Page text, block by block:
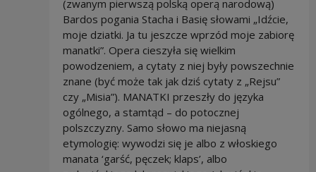
(zwanym pierwszą polską operą narodową)
Bardos pogania Stacha i Basię słowami „Idźcie,
moje dziatki. Ja tu jeszcze wprzód moje zabiorę
manatki”. Opera cieszyła się wielkim
powodzeniem, a cytaty z niej były powszechnie
znane (być może tak jak dziś cytaty z „Rejsu”
czy „Misia”). MANATKI przeszły do języka
ogólnego, a stamtąd – do potocznej
polszczyzny. Samo słowo ma niejasną
etymologię: wywodzi się je albo z włoskiego
manata ‘garść, pęczek; klaps’, albo